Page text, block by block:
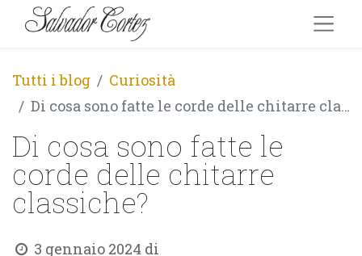
Tutti i blog
Curiosità
Di cosa sono fatte le corde delle chitarre classiche?
Di cosa sono fatte le
corde delle chitarre
classiche?
3 gennaio 2024 di